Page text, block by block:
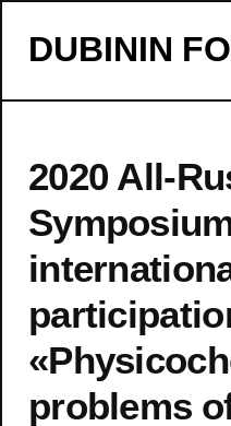
DUBININ
2020 All-
problems